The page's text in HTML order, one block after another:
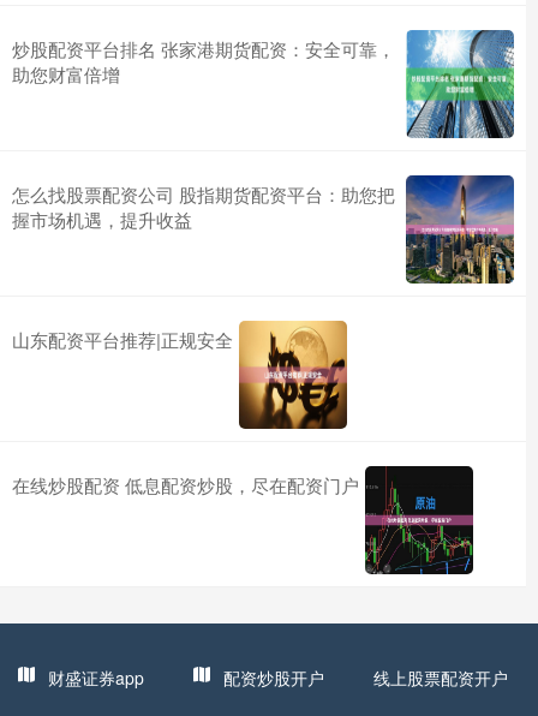
炒股配资平台排名 张家港期货配资：安全可靠，
助您财富倍增
怎么找股票配资公司 股指期货配资平台：助您把
握市场机遇，提升收益
山东配资平台推荐|正规安全
在线炒股配资 低息配资炒股，尽在配资门户
财盛证券app 配资炒股开户 线上股票配资开户